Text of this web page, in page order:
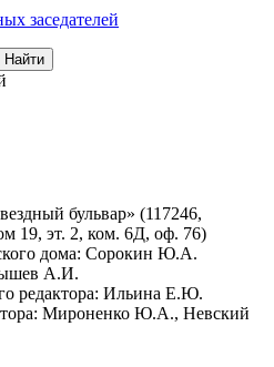
заседателей
бульвар» (117246,
19, эт. 2, ком. 6Д, оф. 76)
дома: Сорокин Ю.А.
А.И.
редактора: Ильина Е.Ю.
Мироненко Ю.А., Невский